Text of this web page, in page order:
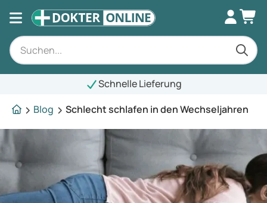
Schnelle Lieferung
Blog
Schlecht schlafen in den Wechseljahren